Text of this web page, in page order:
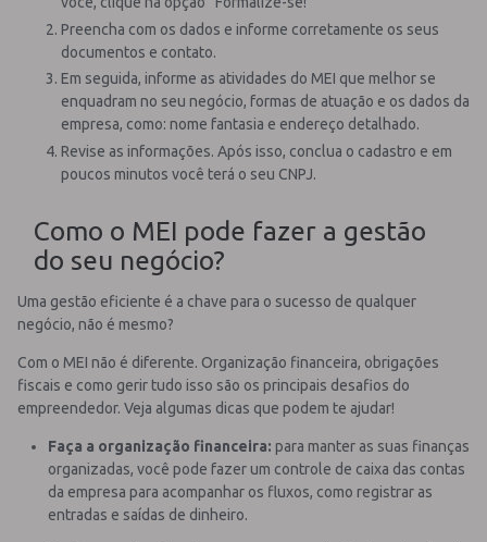
Preencha com os dados e informe corretamente os seus
documentos e contato.
Em seguida, informe as atividades do MEI que melhor se
enquadram no seu negócio, formas de atuação e os dados da
empresa, como: nome fantasia e endereço detalhado.
Revise as informações. Após isso, conclua o cadastro e em
poucos minutos você terá o seu CNPJ.
Como o MEI pode fazer a gestão
do seu negócio?
Uma gestão eficiente é a chave para o sucesso de qualquer
negócio, não é mesmo?
Com o MEI não é diferente. Organização financeira, obrigações
fiscais e como gerir tudo isso são os principais desafios do
empreendedor. Veja algumas dicas que podem te ajudar!
Faça a organização financeira: para manter as suas finanças
organizadas, você pode fazer um controle de caixa das contas
da empresa para acompanhar os fluxos, como registrar as
entradas e saídas de dinheiro.